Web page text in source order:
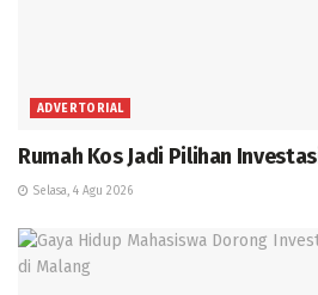
ADVERTORIAL
Rumah Kos Jadi Pilihan
Selasa, 4 Agu 2026